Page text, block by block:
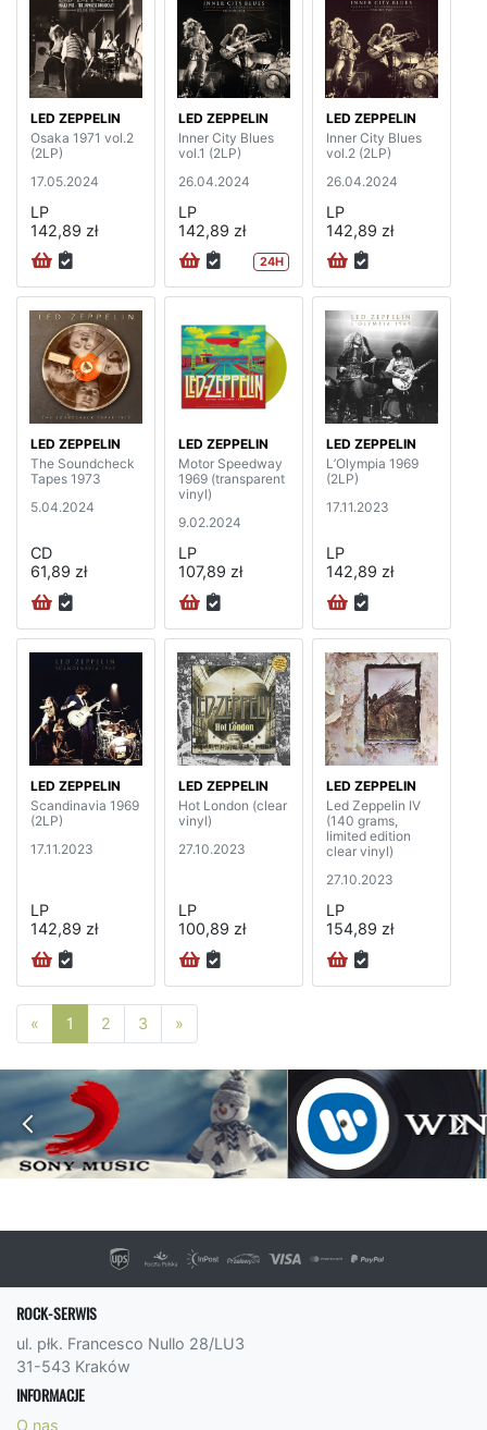
LED ZEPPELIN
Osaka 1971 vol.2
(2LP)
17.05.2024
LP
142,89 zł
LED ZEPPELIN
Inner City Blues
vol.1 (2LP)
26.04.2024
LP
142,89 zł
24H
LED ZEPPELIN
Inner City Blues
vol.2 (2LP)
26.04.2024
LP
142,89 zł
LED ZEPPELIN
The Soundcheck
Tapes 1973
5.04.2024
CD
61,89 zł
LED ZEPPELIN
Motor Speedway
1969 (transparent
vinyl)
9.02.2024
LP
107,89 zł
LED ZEPPELIN
L’Olympia 1969
(2LP)
17.11.2023
LP
142,89 zł
LED ZEPPELIN
Scandinavia 1969
(2LP)
17.11.2023
LP
142,89 zł
LED ZEPPELIN
Hot London (clear
vinyl)
27.10.2023
LP
100,89 zł
LED ZEPPELIN
Led Zeppelin IV
(140 grams,
limited edition
clear vinyl)
27.10.2023
LP
154,89 zł
« Poprzednia strona
1 2 3 »
ROCK-SERWIS
ul. płk. Francesco Nullo 28/LU3
31-543 Kraków
INFORMACJE
O nas